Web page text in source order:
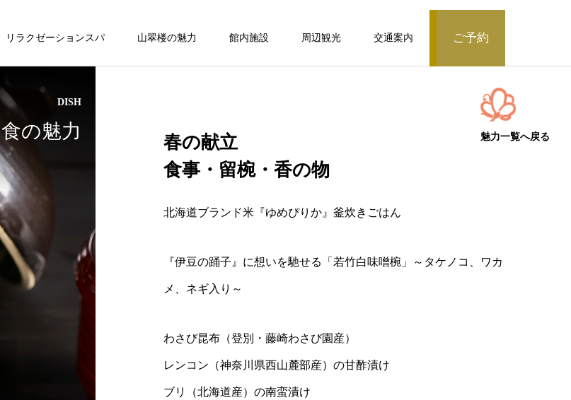
リラクゼーションスパ 山翠楼の魅力 館内施設 周辺観光 交通案内 ご予約
和洋室/内風呂付/53～68平米【桃山第】 露天風呂付和洋室/130平米【桃山第】
モダン和洋室/内風呂付/77平米【常盤
第】
モダン和洋室/シャワーブース付/51～60
ベッド付客室
楽第】
温泉
多くの人がこの地を訪れました。
DISH
食の魅力
春の献立
食事・留椀・香の物
北海道ブランド米『ゆめぴりか』釜炊きごはん
『伊豆の踊子』に想いを馳せる「若竹白味噌椀」～タケノコ、ワカ
メ、ネギ入り～
わさび昆布（登別・藤崎わさび園産）
レンコン（神奈川県西山麓部産）の甘酢漬け
ブリ（北海道産）の南蛮漬け
魅力一覧へ戻る